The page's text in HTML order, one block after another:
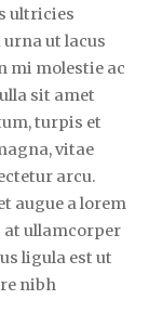
ultricies
ut lacus
mi molestie ac
sit amet
turpis et
vitae
arcu.
augue a lorem
at ullamcorper
ligula est ut
nibh